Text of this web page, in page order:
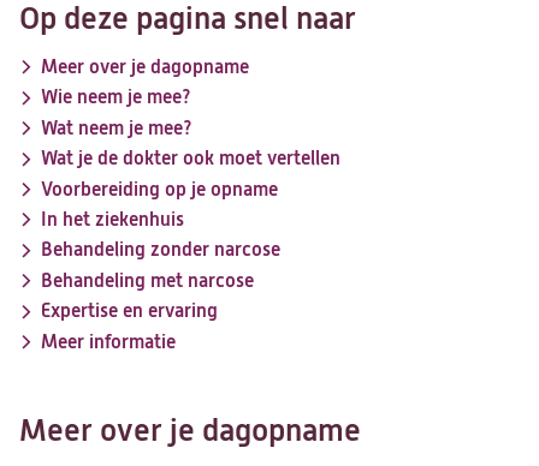
Op deze pagina snel naar
Meer over je dagopname
Wie neem je mee?
Wat neem je mee?
Wat je de dokter ook moet vertellen
Voorbereiding op je opname
In het ziekenhuis
Behandeling zonder narcose
Behandeling met narcose
Expertise en ervaring
Meer informatie
Meer over je dagopname